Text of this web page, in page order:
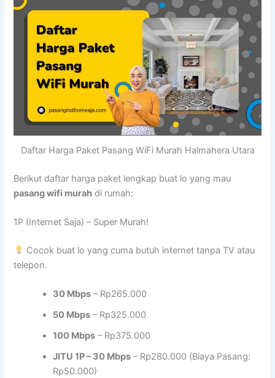
Daftar Harga Paket Pasang WiFi Murah Halmahera Utara
Berikut daftar harga paket lengkap buat lo yang mau
pasang wifi murah di rumah:
1P (Internet Saja) – Super Murah!
Cocok buat lo yang cuma butuh internet tanpa TV atau
telepon.
30 Mbps – Rp265.000
50 Mbps – Rp325.000
100 Mbps – Rp375.000
JITU 1P – 30 Mbps – Rp280.000 (Biaya Pasang:
Rp50.000)